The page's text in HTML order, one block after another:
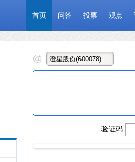
首页 问答 投票 观点
验证码